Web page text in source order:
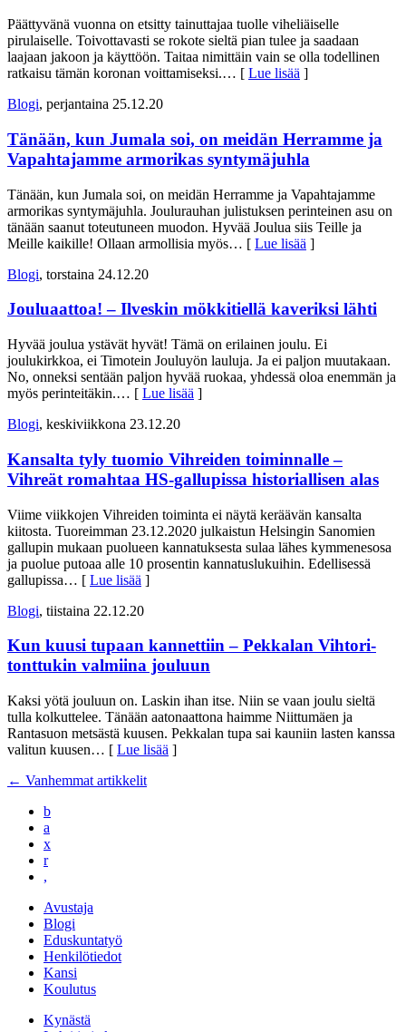
Päättyvänä vuonna on etsitty tainuttajaa tuolle viheliäiselle
pirulaiselle. Toivottavasti se rokote sieltä pian tulee ja saadaan
laajaan jakoon ja käyttöön. Taitaa nimittäin vain se olla todellinen
ratkaisu tämän koronan voittamiseksi.… [ Lue lisää ]
Blogi, perjantaina 25.12.20
Tänään, kun Jumala soi, on meidän Herramme ja
Vapahtajamme armorikas syntymäjuhla
Tänään, kun Jumala soi, on meidän Herramme ja Vapahtajamme
armorikas syntymäjuhla. Joulurauhan julistuksen perinteinen asu on
tänään saanut toteutuneen muodon. Hyvää Joulua siis Teille ja
Meille kaikille! Ollaan armollisia myös… [ Lue lisää ]
Blogi, torstaina 24.12.20
Jouluaattoa! – Ilveskin mökkitiellä kaveriksi lähti
Hyvää joulua ystävät hyvät! Tämä on erilainen joulu. Ei
joulukirkkoa, ei Timotein Jouluyön lauluja. Ja ei paljon muutakaan.
No, onneksi sentään paljon hyvää ruokaa, yhdessä oloa enemmän ja
myös perinteitäkin.… [ Lue lisää ]
Blogi, keskiviikkona 23.12.20
Kansalta tyly tuomio Vihreiden toiminnalle –
Vihreät romahtaa HS-gallupissa historiallisen alas
Viime viikkojen Vihreiden toiminta ei näytä keräävän kansalta
kiitosta. Tuoreimman 23.12.2020 julkaistun Helsingin Sanomien
gallupin mukaan puolueen kannatuksesta sulaa lähes kymmenesosa
ja puolue putoaa alle 10 prosentin kannatuslukuihin. Edellisessä
gallupissa… [ Lue lisää ]
Blogi, tiistaina 22.12.20
Kun kuusi tupaan kannettiin – Pekkalan Vihtori-
tonttukin valmiina jouluun
Kaksi yötä jouluun on. Laskin ihan itse. Niin se vaan joulu sieltä
tulla kolkuttelee. Tänään aatonaattona haimme Niittumäen ja
Rantasuon metsästä kuusen. Pekkalan tupa sai kauniin lasten kanssa
valitun kuusen… [ Lue lisää ]
← Vanhemmat artikkelit
b
a
x
r
,
Avustaja
Blogi
Eduskuntatyö
Henkilötiedot
Kansi
Koulutus
Kynästä